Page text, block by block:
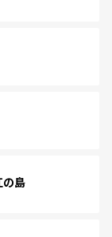
の島